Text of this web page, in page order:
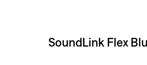
SoundLink Flex